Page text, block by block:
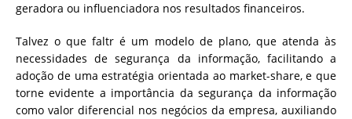
geradora ou influenciadora nos resultados financeiros.
Talvez o que faltr é um modelo de plano, que atenda às
necessidades de segurança da informação, facilitando a
adoção de uma estratégia orientada ao market-share, e que
torne evidente a importância da segurança da informação
como valor diferencial nos negócios da empresa, auxiliando